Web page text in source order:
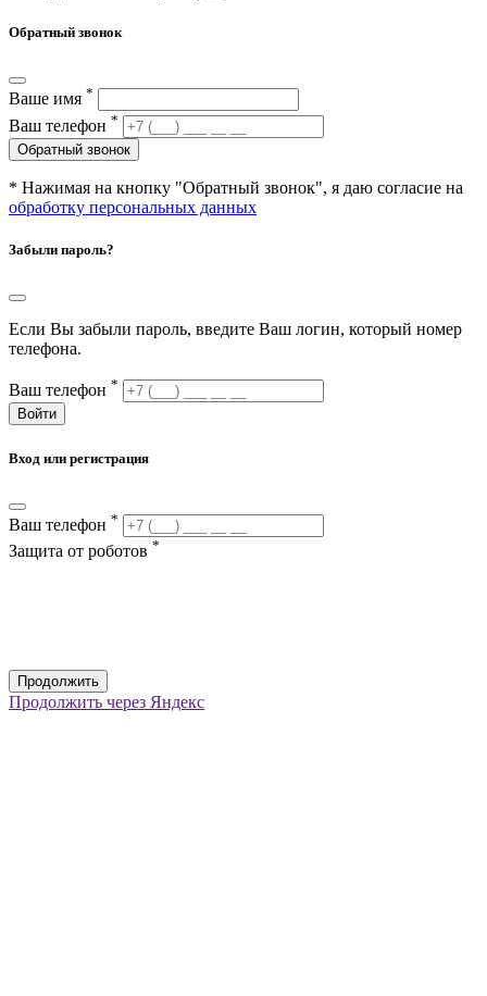
Обратный звонок
Ваше имя *
Ваш телефон *
Обратный звонок
* Нажимая на кнопку "Обратный звонок", я даю согласие на
обработку персональных данных
Забыли пароль?
Если Вы забыли пароль, введите Ваш логин, который номер
телефона.
Ваш телефон *
Войти
Вход или регистрация
Ваш телефон *
Защита от роботов *
Продолжить
Продолжить через Яндекс